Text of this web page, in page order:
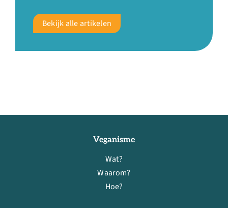
Bekijk alle artikelen
Veganisme
Wat?
Waarom?
Hoe?